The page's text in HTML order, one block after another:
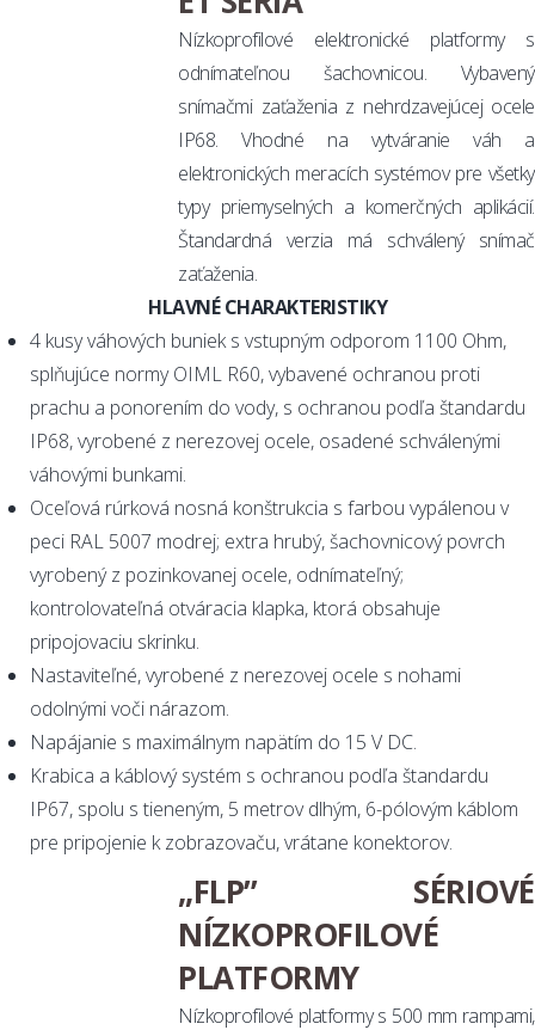
Nízkoprofilové elektronické platformy s
odnímateľnou šachovnicou. Vybavený
snímačmi zaťaženia z nehrdzavejúcej ocele
IP68. Vhodné na vytváranie váh a
elektronických meracích systémov pre všetky
typy priemyselných a komerčných aplikácií.
Štandardná verzia má schválený snímač
zaťaženia.
HLAVNÉ CHARAKTERISTIKY
4 kusy váhových buniek s vstupným odporom 1100 Ohm,
splňujúce normy OIML R60, vybavené ochranou proti
prachu a ponorením do vody, s ochranou podľa štandardu
IP68, vyrobené z nerezovej ocele, osadené schválenými
váhovými bunkami.
Oceľová rúrková nosná konštrukcia s farbou vypálenou v
peci RAL 5007 modrej; extra hrubý, šachovnicový povrch
vyrobený z pozinkovanej ocele, odnímateľný;
kontrolovateľná otváracia klapka, ktorá obsahuje
pripojovaciu skrinku.
Nastaviteľné, vyrobené z nerezovej ocele s nohami
odolnými voči nárazom.
Napájanie s maximálnym napätím do 15 V DC.
Krabica a káblový systém s ochranou podľa štandardu
IP67, spolu s tieneným, 5 metrov dlhým, 6-pólovým káblom
pre pripojenie k zobrazovaču, vrátane konektorov.
„FLP” SÉRIOVÉ
NÍZKOPROFILOVÉ
PLATFORMY
Nízkoprofilové platformy s 500 mm rampami,